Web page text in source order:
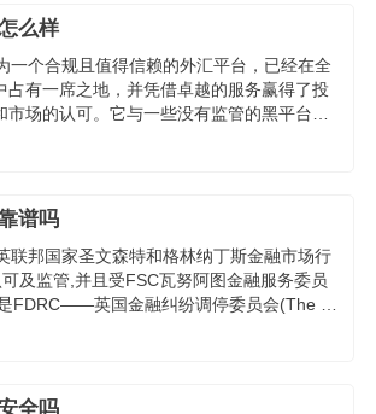
么样
一个合规且值得信赖的外汇平台，已经在全
占有一席之地，并凭借卓越的服务赢得了投
市场的认可。它与一些没有监管的黑平台有
完善的服务体系和高水平的智能化交易技
供安全且高效的交易体验。
谱吗
联邦国家圣文森特和格林纳丁斯金融市场行
及监管,并且受FSC瓦努阿图金融服务委员
FDRC——英国金融纠纷调停委员会(The
Resolution Commission) 授权会员,拥有美
许豁免牌照。
全吗